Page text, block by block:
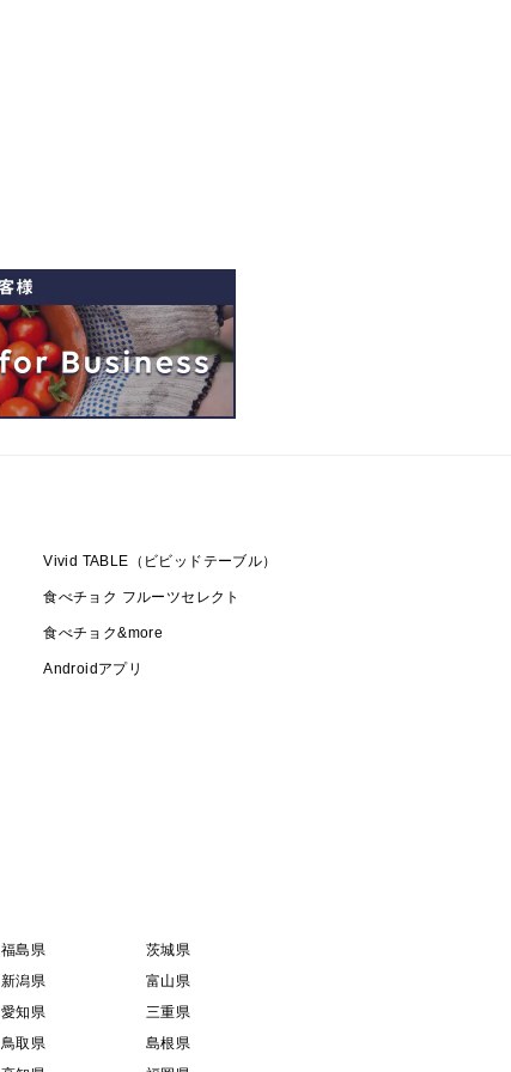
Vivid TABLE（ビビッドテーブル）
食べチョク フルーツセレクト
食べチョク&more
Androidアプリ
福島県
茨城県
新潟県
富山県
愛知県
三重県
鳥取県
島根県